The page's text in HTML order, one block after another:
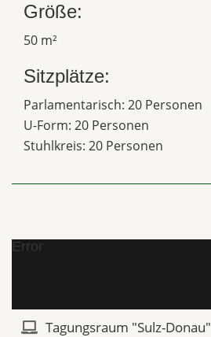
Größe:
50 m²
Sitzplätze:
Parlamentarisch: 20 Personen
U-Form: 20 Personen
Stuhlkreis: 20 Personen
Error
Tagungsraum "Sulz-Donau"